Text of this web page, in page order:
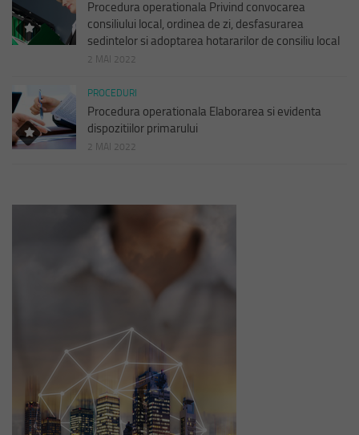
Procedura operationala Privind convocarea
consiliului local, ordinea de zi, desfasurarea
sedintelor si adoptarea hotararilor de consiliu local
2 MAI 2022
PROCEDURI
Procedura operationala Elaborarea si evidenta
dispozitiilor primarului
2 MAI 2022